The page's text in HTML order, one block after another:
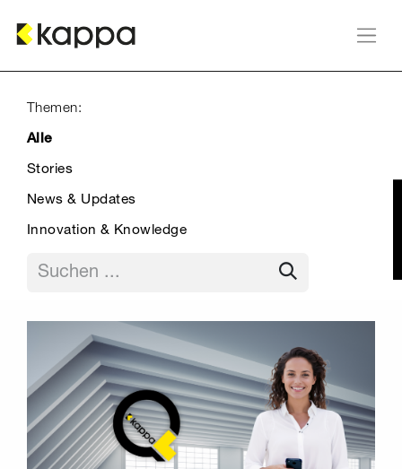
Zum Inhalt springen
Themen:
Alle
Stories
News & Updates
Innovation & Knowledge